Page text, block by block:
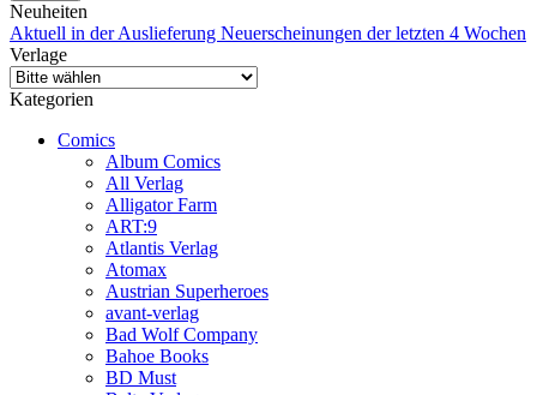
Neuheiten
Aktuell in der Auslieferung Neuerscheinungen der letzten 4 Wochen
Verlage
Kategorien
Comics
Album Comics
All Verlag
Alligator Farm
ART:9
Atlantis Verlag
Atomax
Austrian Superheroes
avant-verlag
Bad Wolf Company
Bahoe Books
BD Must